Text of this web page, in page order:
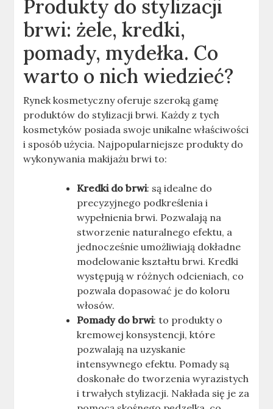
Produkty do stylizacji
brwi: żele, kredki,
pomady, mydełka. Co
warto o nich wiedzieć?
Rynek kosmetyczny oferuje szeroką gamę
produktów do stylizacji brwi. Każdy z tych
kosmetyków posiada swoje unikalne właściwości
i sposób użycia. Najpopularniejsze produkty do
wykonywania makijażu brwi to:
Kredki do brwi: są idealne do
precyzyjnego podkreślenia i
wypełnienia brwi. Pozwalają na
stworzenie naturalnego efektu, a
jednocześnie umożliwiają dokładne
modelowanie kształtu brwi. Kredki
występują w różnych odcieniach, co
pozwala dopasować je do koloru
włosów.
Pomady do brwi: to produkty o
kremowej konsystencji, które
pozwalają na uzyskanie
intensywnego efektu. Pomady są
doskonałe do tworzenia wyrazistych
i trwałych stylizacji. Nakłada się je za